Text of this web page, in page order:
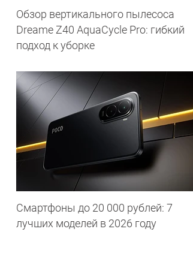
Обзор вертикального пылесоса
Dreame Z40 AquaCycle Pro: гибкий
подход к уборке
Смартфоны до 20 000 рублей: 7
лучших моделей в 2026 году